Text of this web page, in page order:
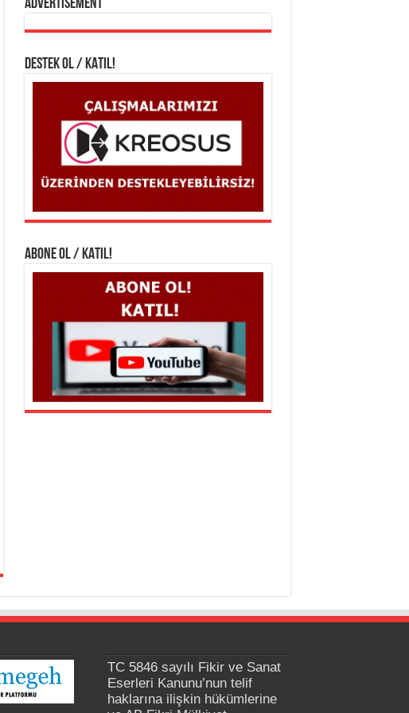
Advertisement
DESTEK OL / KATIL!
ABONE OL / KATIL!
TC 5846 sayılı Fikir ve Sanat
Eserleri Kanunu’nun telif
haklarına ilişkin hükümlerine